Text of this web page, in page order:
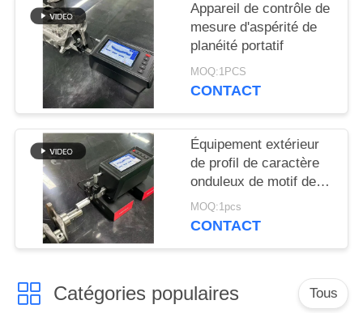
Appareil de contrôle de
mesure d'aspérité de
planéité portatif
MOQ:1PCS
CONTACT
Équipement extérieur
de profil de caractère
onduleux de motif de
rugosité d'appareil de
contrôle de capteur
MOQ:1pcs
CONTACT
Catégories populaires Tous